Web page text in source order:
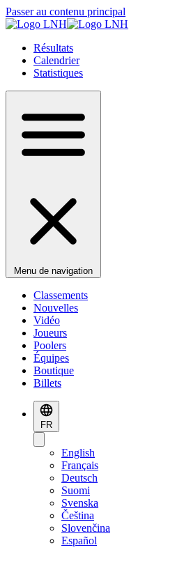
Passer au contenu principal
Résultats
Calendrier
Statistiques
Menu de navigation
Classements
Nouvelles
Vidéo
Joueurs
Poolers
Équipes
Boutique
Billets
FR
English
Français
Deutsch
Suomi
Svenska
Čeština
Slovenčina
Español